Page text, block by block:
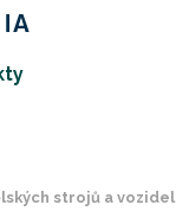
strojů a vozidel